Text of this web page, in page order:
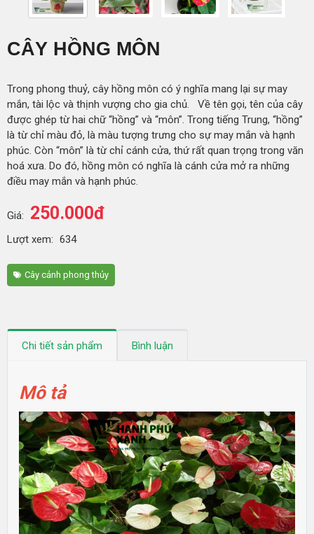
CÂY HỒNG MÔN
Trong phong thuỷ, cây hồng môn có ý nghĩa mang lại sự may
mắn, tài lộc và thịnh vượng cho gia chủ. Về tên gọi, tên của cây
được ghép từ hai chữ “hồng” và “môn”. Trong tiếng Trung, “hồng”
là từ chỉ màu đỏ, là màu tượng trưng cho sự may mắn và hạnh
phúc. Còn “môn” là từ chỉ cánh cửa, thứ rất quan trọng trong văn
hoá xưa. Do đó, hồng môn có nghĩa là cánh cửa mở ra những
điều may mắn và hạnh phúc.
Giá: 250.000đ
Lượt xem: 634
Cây cảnh phong thủy
Chi tiết sản phẩm Bình luận
Mô tả